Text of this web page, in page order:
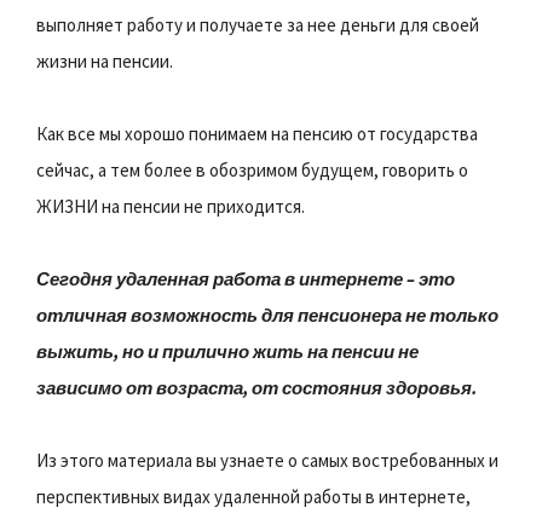
выполняет работу и получаете за нее деньги для своей
жизни на пенсии.
Как все мы хорошо понимаем на пенсию от государства
сейчас, а тем более в обозримом будущем, говорить о
ЖИЗНИ на пенсии не приходится.
Сегодня удаленная работа в интернете – это
отличная возможность для пенсионера не только
выжить, но и прилично жить на пенсии не
зависимо от возраста, от состояния здоровья.
Из этого материала вы узнаете о самых востребованных и
перспективных видах удаленной работы в интернете,